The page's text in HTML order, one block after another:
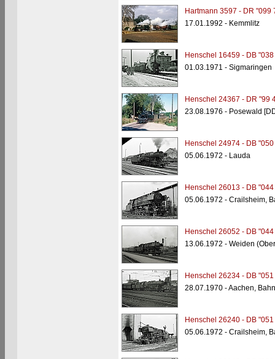
Hartmann 3597 - DR "099
17.01.1992 - Kemmlitz
Henschel 16459 - DB
01.03.1971 - Sigmaringen
Henschel 24367 - DR "99
23.08.1976 - Posewald
Henschel 24974 - DB
05.06.1972 - Lauda
Henschel 26013 - DB
05.06.1972 - Crailsheim,
Henschel 26052 - DB
13.06.1972 - Weiden
Henschel 26234 - DB
28.07.1970 - Aachen,
Henschel 26240 - DB
05.06.1972 - Crailsheim,